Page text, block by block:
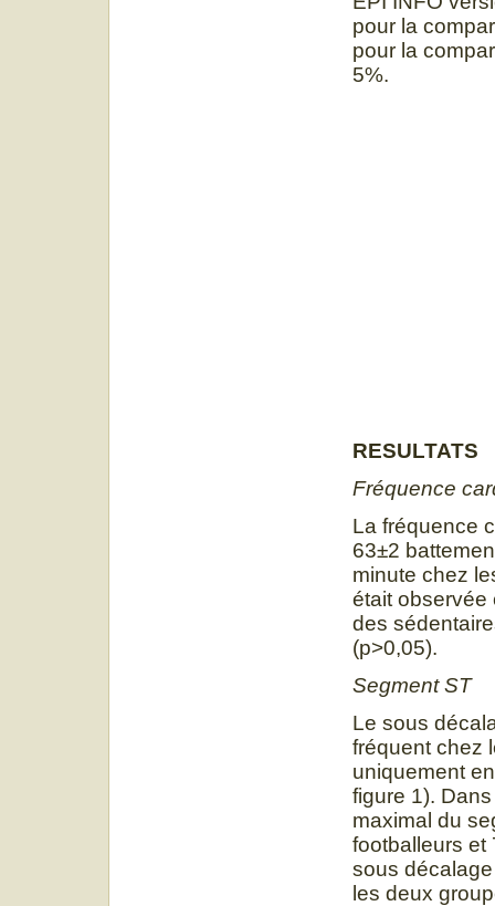
pour la
pour la
5%.
RESULTATS
Fréquence
La fréquence
63±2
minute chez
était observée
des
(p>0,05).
Segment ST
Le sous
fréquent chez
uniquement
figure 1).
maximal du
footballeurs et
sous
les deux